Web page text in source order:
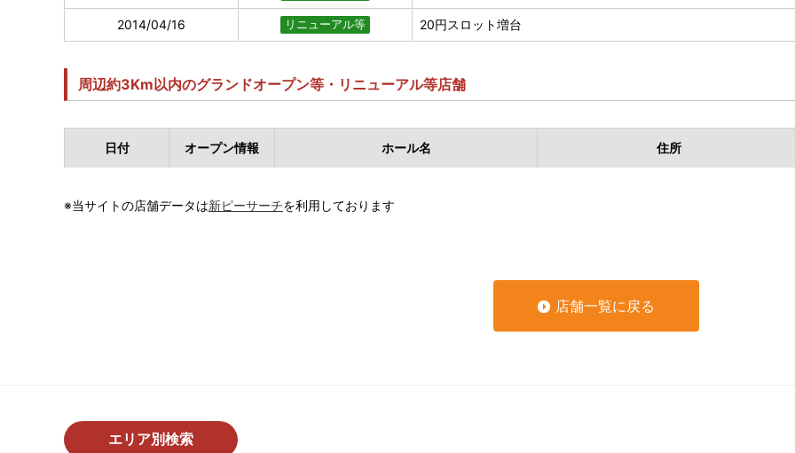
2014/04/16 リニューアル等 20円スロット増台
周辺約3Km以内のグランドオープン等・リニューアル等店舗
日付 オープン情報 ホール名 住所
※当サイトの店舗データは新ピーサーチを利用しております
店舗一覧に戻る
エリア別検索